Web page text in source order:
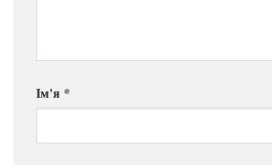
Ім'я *